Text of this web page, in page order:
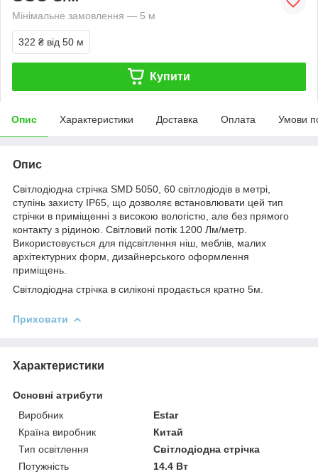
Мінімальне замовлення — 5 м
322 ₴ від 50 м
Купити
Опис Характеристики Доставка Оплата Умови
Опис
Світлодіодна стрічка SMD 5050, 60 світлодіодів в метрі,
ступінь захисту IP65, що дозволяє встановлювати цей тип
стрічки в приміщенні з високою вологістю, але без прямого
контакту з рідиною. Світловий потік 1200 Лм/метр.
Використовується для підсвітлення ніш, меблів, малих
архітектурних форм, дизайнерського оформлення
приміщень.
Світлодіодна стрічка в силіконі продається кратно 5м.
Приховати
Характеристики
Основні атрибути
Виробник
Estar
Країна виробник
Китай
Тип освітлення
Світлодіодна стрічка
Потужність
14.4 Вт